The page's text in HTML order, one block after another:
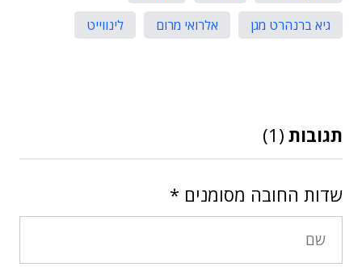
גיא ברנהרט מגן
אלרואי מרום לינווייט
תגובות (1)
שדות החובה מסומנים *